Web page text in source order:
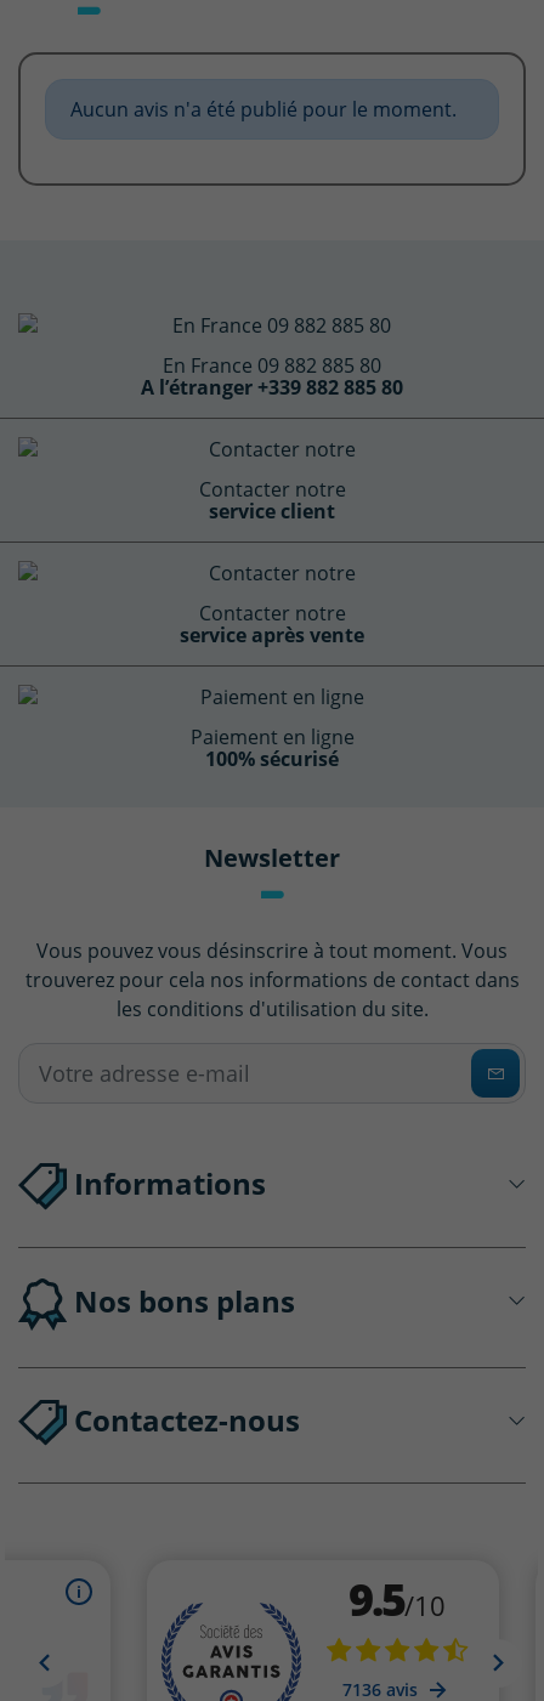
Aucun avis n'a été publié pour le moment.
En France 09 882 885 80
A l’étranger +339 882 885 80
Contacter notre
service client
Contacter notre
service après vente
Paiement en ligne
100% sécurisé
Newsletter
Vous pouvez vous désinscrire à tout moment. Vous
trouverez pour cela nos informations de contact dans
les conditions d'utilisation du site.
Informations
Nos bons plans
Contactez-nous